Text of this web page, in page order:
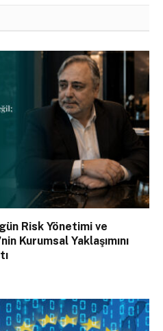
Risk Yönetimi ve
Kurumsal Yaklaşımını